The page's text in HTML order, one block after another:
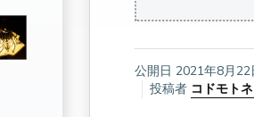
公開日 2021年8月22
投稿者 コドモト